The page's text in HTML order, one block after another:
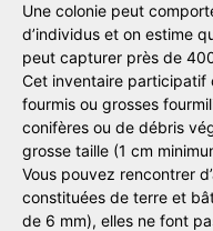
Une colonie peut
d’individus et on estime
peut capturer près de
Cet inventaire participatif
fourmis ou grosses
conifères ou de débris
grosse taille (1 cm
Vous pouvez rencontrer
constituées de terre et
de 6 mm), elles ne font